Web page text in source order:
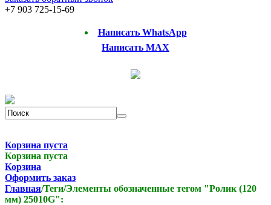
+7 903 725-15-69
Написать WhatsApp
Написать MAX
Корзина пуста
Корзина пуста
Корзина
Оформить заказ
Главная/Теги/Элементы обозначенные тегом "Ролик (120
мм) 25010G":